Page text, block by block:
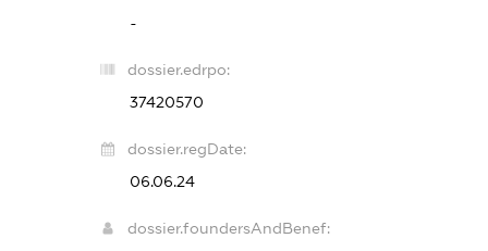
-
dossier.edrpo:
37420570
dossier.regDate:
06.06.24
dossier.foundersAndBenef: